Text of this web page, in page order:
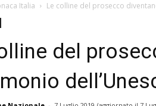
Italia Le colline del prosecco
del